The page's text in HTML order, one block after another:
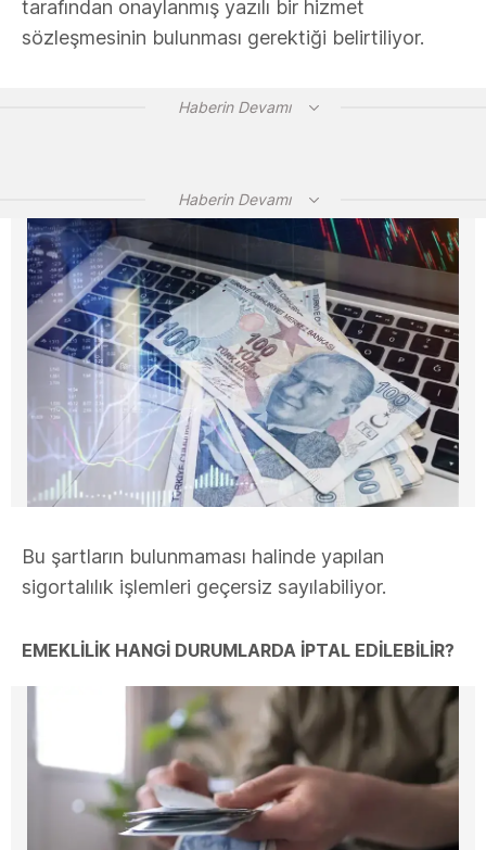
tarafından onaylanmış yazılı bir hizmet
sözleşmesinin bulunması gerektiği belirtiliyor.
Haberin Devamı
Haberin Devamı
Bu şartların bulunmaması halinde yapılan
sigortalılık işlemleri geçersiz sayılabiliyor.
EMEKLILIK HANGI DURUMLARDA İPTAL EDILEBILIR?